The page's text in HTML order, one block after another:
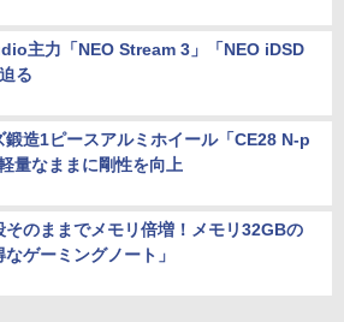
主力「NEO Stream 3」「NEO iDSD
る
鍛造1ピースアルミホイール「CE28 N-p
量なままに剛性を向上
そのままでメモリ倍増！メモリ32GBの
なゲーミングノート」